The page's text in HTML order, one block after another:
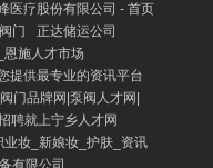
医疗股份有限公司 - 首页
门
正达储运公司
施人才市场
提供最专业的资讯平台
门品牌网|泵阀人才网|
聘就上宁乡人才网
妆_新娘妆_护肤_资讯
有限公司